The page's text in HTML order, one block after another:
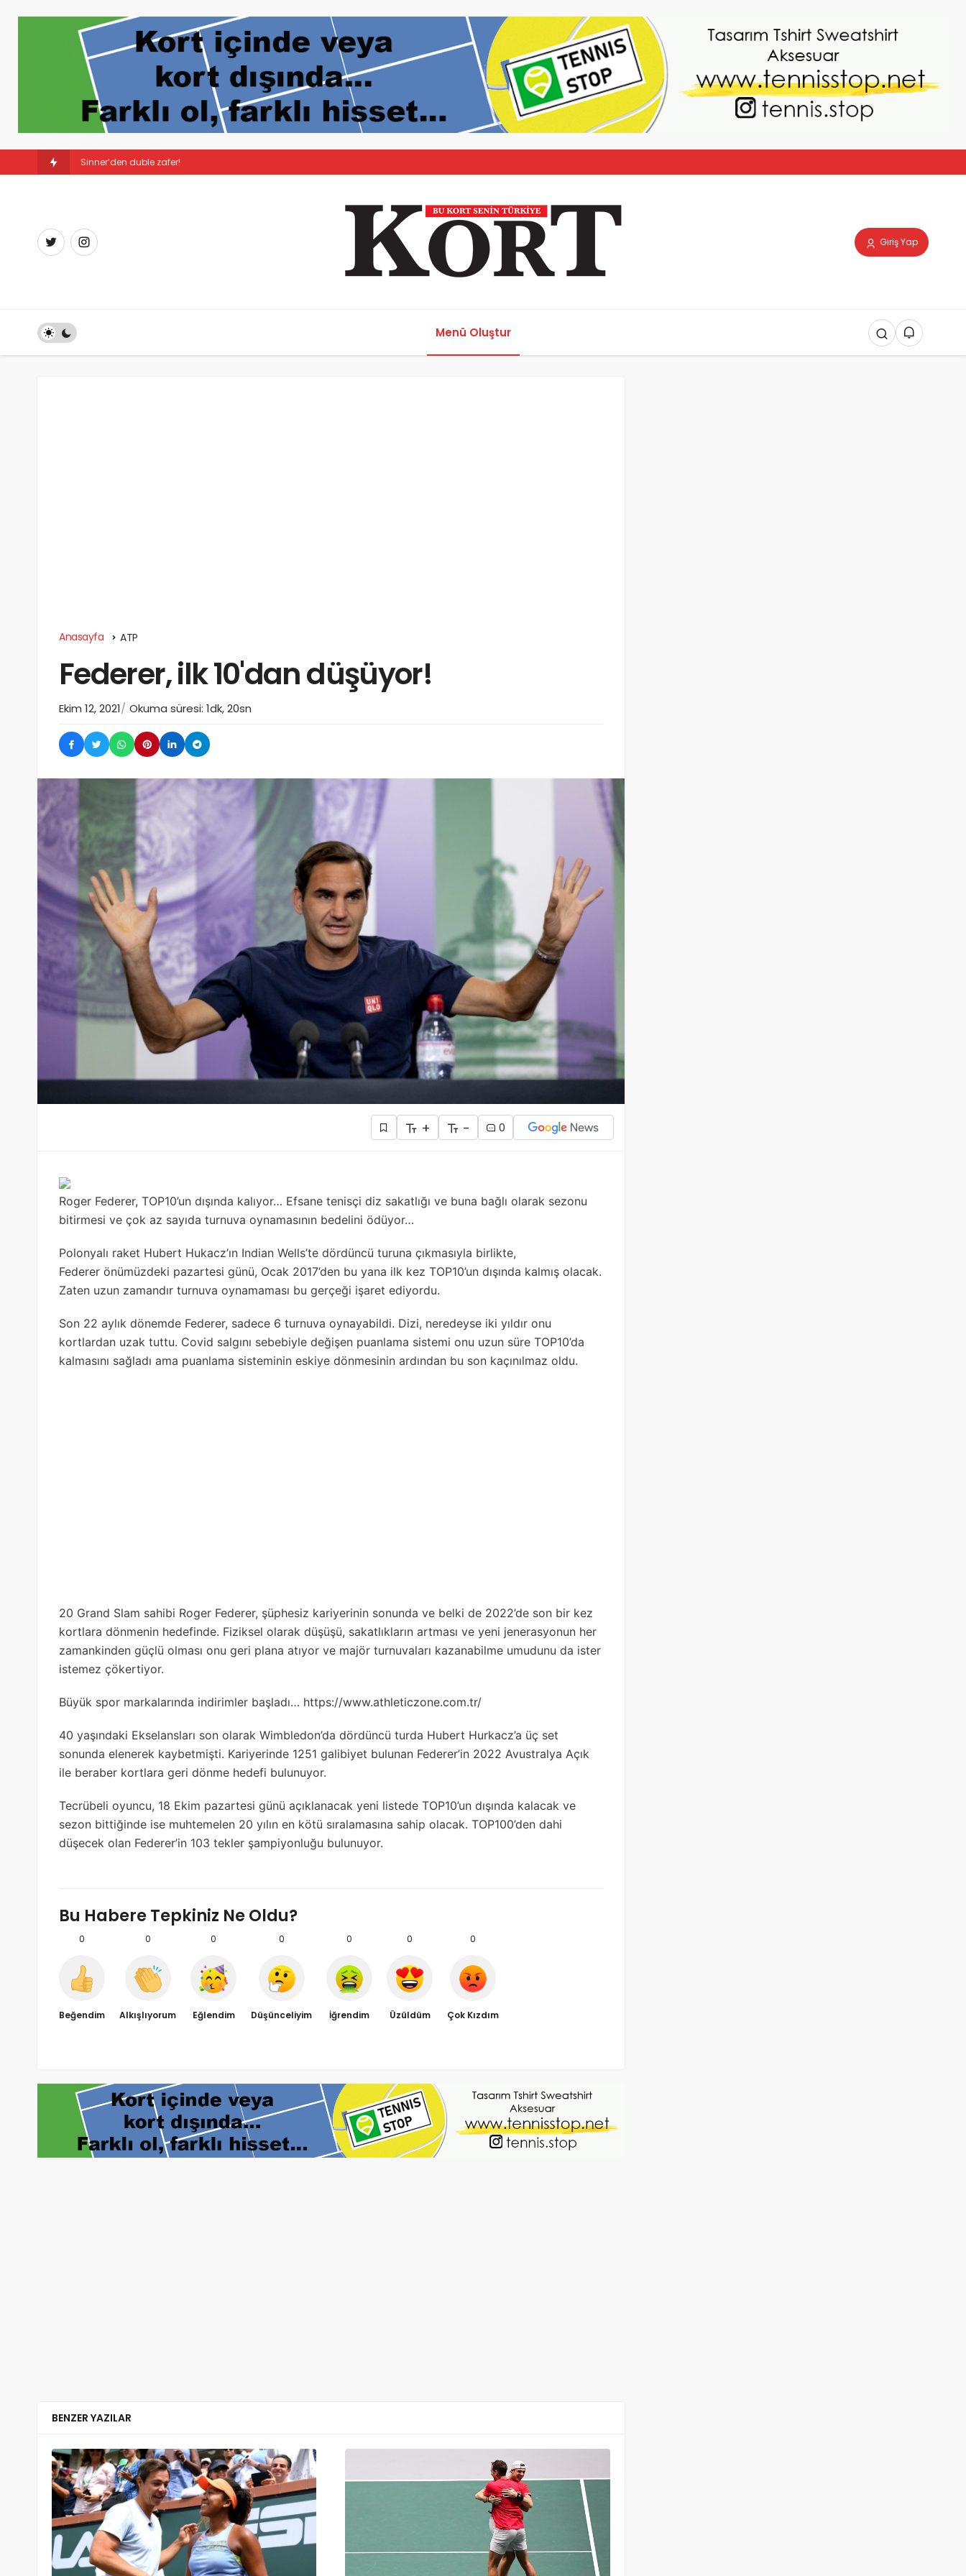
Sürpriz şampiyon: Linda Nosk
Giriş Yap
Menü Oluştur
Anasayfa ATP
Federer, ilk 10'dan düşüyor!
Ekim 12, 2021 Okuma süresi: 1dk, 20sn
+ - 0
Roger Federer, TOP10’un dışında kalıyor… Efsane tenisçi diz sakatlığı ve buna bağlı olarak sezonu
bitirmesi ve çok az sayıda turnuva oynamasının bedelini ödüyor…
Polonyalı raket Hubert Hukacz’ın Indian Wells’te dördüncü turuna çıkmasıyla birlikte,
Federer önümüzdeki pazartesi günü, Ocak 2017’den bu yana ilk kez TOP10’un dışında kalmış olacak.
Zaten uzun zamandır turnuva oynamaması bu gerçeği işaret ediyordu.
Son 22 aylık dönemde Federer, sadece 6 turnuva oynayabildi. Dizi, neredeyse iki yıldır onu
kortlardan uzak tuttu. Covid salgını sebebiyle değişen puanlama sistemi onu uzun süre TOP10’da
kalmasını sağladı ama puanlama sisteminin eskiye dönmesinin ardından bu son kaçınılmaz oldu.
20 Grand Slam sahibi Roger Federer, şüphesiz kariyerinin sonunda ve belki de 2022’de son bir kez
kortlara dönmenin hedefinde. Fiziksel olarak düşüşü, sakatlıkların artması ve yeni jenerasyonun her
zamankinden güçlü olması onu geri plana atıyor ve majör turnuvaları kazanabilme umudunu da ister
istemez çökertiyor.
Büyük spor markalarında indirimler başladı… https://www.athleticzone.com.tr/
40 yaşındaki Ekselansları son olarak Wimbledon’da dördüncü turda Hubert Hurkacz’a üç set
sonunda elenerek kaybetmişti. Kariyerinde 1251 galibiyet bulunan Federer’in 2022 Avustralya Açık
ile beraber kortlara geri dönme hedefi bulunuyor.
Tecrübeli oyuncu, 18 Ekim pazartesi günü açıklanacak yeni listede TOP10’un dışında kalacak ve
sezon bittiğinde ise muhtemelen 20 yılın en kötü sıralamasına sahip olacak. TOP100’den dahi
düşecek olan Federer’in 103 tekler şampiyonluğu bulunuyor.
Bu Habere Tepkiniz Ne Oldu?
0
Beğendim
0
Alkışlıyorum
0
Eğlendim
0
Düşünceliyim
0
İğrendim
0
Üzüldüm
0
Çok Kızdım
BENZER YAZILAR